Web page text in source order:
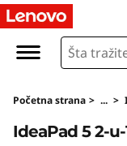
L
n
o
Početna strana > ... >
IdeaPad 5 2-u-